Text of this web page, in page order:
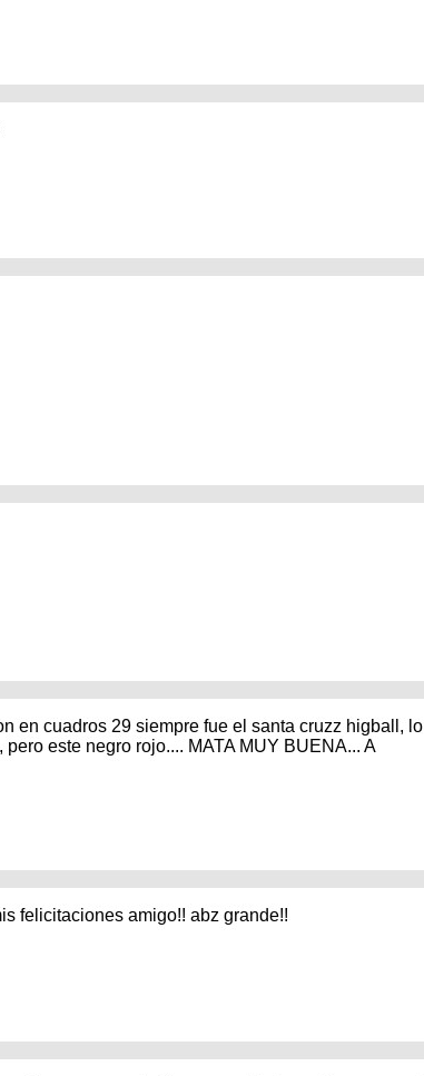
en cuadros 29 siempre fue el santa cruzz higball, lo
este negro rojo.... MATA MUY BUENA... A
felicitaciones amigo!! abz grande!!